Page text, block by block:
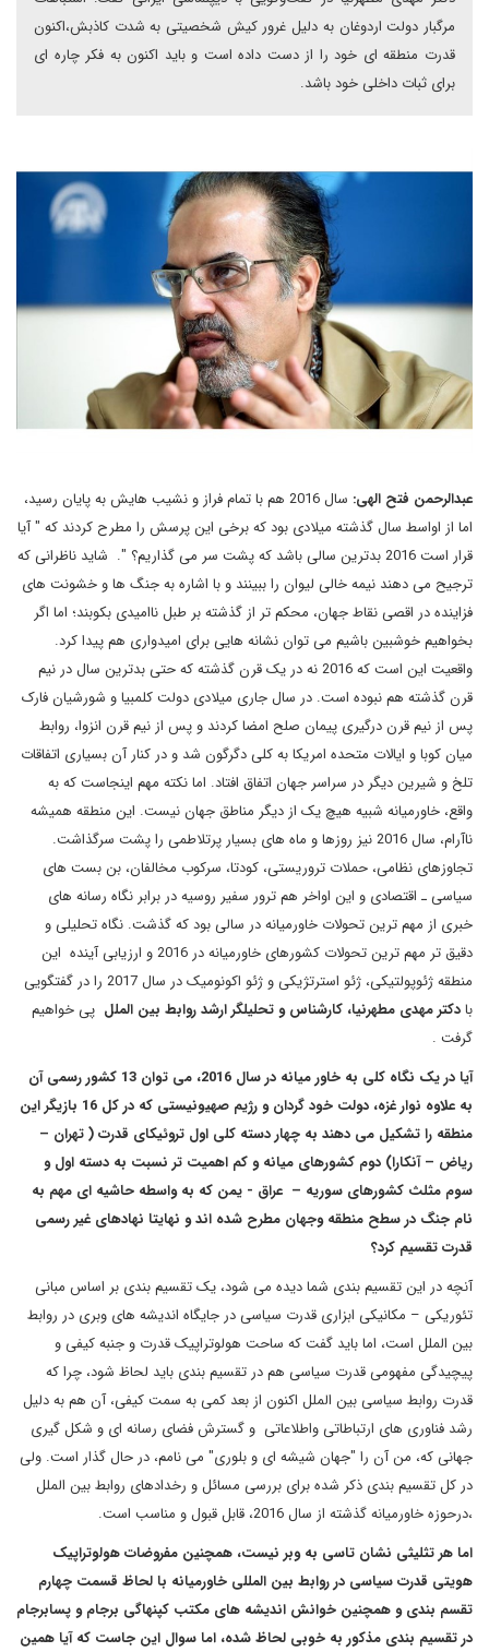
مرگبار دولت اردوغان به دلیل غرور کیش شخصیتی به شدت کاذبش،اکنون
قدرت منطقه ای خود را از دست داده است و باید اکنون به فکر چاره ای
برای ثبات داخلی خود باشد.
عبدالرحمن فتح الهی:
سال 2016 هم با تمام فراز و نشیب هایش به پایان رسید،
اما از اواسط سال گذشته میلادی بود که برخی این پرسش را مطرح کردند که " آیا
قرار است 2016 بدترین سالی باشد که پشت سر می گذاریم؟ ". شاید ناظرانی که
ترجیح می دهند نیمه خالی لیوان را ببینند و با اشاره به جنگ ها و خشونت های
فزاینده در اقصی نقاط جهان، محکم تر از گذشته بر طبل ناامیدی بکوبند؛ اما اگر
بخواهیم خوشبین باشیم می توان نشانه هایی برای امیدواری هم پیدا کرد.
واقعیت این است که 2016 نه در یک قرن گذشته که حتی بدترین سال در نیم
قرن گذشته هم نبوده است. در سال جاری میلادی دولت کلمبیا و شورشیان فارک
پس از نیم قرن درگیری پیمان صلح امضا کردند و پس از نیم قرن انزوا، روابط
میان کوبا و ایالات متحده امریکا به کلی دگرگون شد و در کنار آن بسیاری اتفاقات
تلخ و شیرین دیگر در سراسر جهان اتفاق افتاد. اما نکته مهم اینجاست که به
واقع، خاورمیانه شبیه هیچ یک از دیگر مناطق جهان نیست. این منطقه همیشه
ناآرام، سال 2016 نیز روزها و ماه های بسیار پرتلاطمی را پشت سرگذاشت.
تجاوزهای نظامی، حملات تروریستی، کودتا، سرکوب مخالفان، بن بست های
سیاسی ـ اقتصادی و این اواخر هم ترور سفیر روسیه در برابر نگاه رسانه های
خبری از مهم ترین تحولات خاورمیانه در سالی بود که گذشت. نگاه تحلیلی و
دقیق تر مهم ترین تحولات کشورهای خاورمیانه در 2016 و ارزیابی آینده این
منطقه ژئوپولتیکی، ژئو استرتژیکی و ژئو اکونومیک در سال 2017 را در گفتگویی
بادکتر مهدی مطهرنیا، کارشناس و تحلیلگر ارشد روابط بین الملل پی خواهیم
گرفت .
آیا در یک نگاه کلی به خاور میانه در سال 2016، می توان 13 کشور رسمی آن
به علاوه نوار غزه، دولت خود گردان و رژیم صهیونیستی که در کل 16 بازیگر این
منطقه را تشکیل می دهند به چهار دسته کلی اول تروئیکای قدرت ( تهران –
ریاض –آنکارا) دوم کشورهای میانه و کم اهمیت تر نسبت به دسته اول و
سوم مثلث کشورهای سوریه – عراق - یمن که به واسطه حاشیه ای مهم به
نام جنگ در سطح منطقه وجهان مطرح شده اند و نهایتا نهادهای غیر رسمی
قدرت تقسیم کرد؟
آنچه در این تقسیم بندی شما دیده می شود، یک تقسیم بندی بر اساس مبانی
تئوریکی – مکانیکی ابزاری قدرت سیاسی در جایگاه اندیشه های وبری در روابط
بین الملل است، اما باید گفت که ساحت هولوتراپیک قدرت و جنبه کیفی و
پیچیدگی مفهومی قدرت سیاسی هم در تقسیم بندی باید لحاظ شود، چرا که
قدرت روابط سیاسی بین الملل اکنون از بعد کمی به سمت کیفی، آن هم به دلیل
رشد فناوری های ارتباطاتی واطلاعاتی و گسترش فضای رسانه ای و شکل گیری
جهانی که، من آن را "جهان شیشه ای و بلوری" می نامم، در حال گذار است. ولی
در کل تقسیم بندی ذکر شده برای بررسی مسائل و رخدادهای روابط بین الملل
،درحوزه خاورمیانه گذشته از سال 2016، قابل قبول و مناسب است.
اما هر تثلیثی نشان تاسی به وبر نیست، همچنین مفروضات هولوتراپیک
هویتی قدرت سیاسی در روابط بین المللی خاورمیانه با لحاظ قسمت چهارم
تقسم بندی و همچنین خوانش اندیشه های مکتب کپنهاگی برجام و پسابرجام
در تقسیم بندی مذکور به خوبی لحاظ شده، اما سوال این جاست که آیا همین